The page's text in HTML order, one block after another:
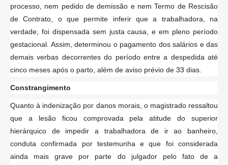
processo, nem pedido de demissão e nem Termo de Rescisão
de Contrato, o que permite inferir que a trabalhadora, na
verdade, foi dispensada sem justa causa, e em pleno período
gestacional. Assim, determinou o pagamento dos salários e das
demais verbas decorrentes do período entre a despedida até
cinco meses após o parto, além de aviso prévio de 33 dias.
Constrangimento
Quanto à indenização por danos morais, o magistrado ressaltou
que a lesão ficou comprovada pela atitude do superior
hierárquico de impedir a trabalhadora de ir ao banheiro,
conduta confirmada por testemunha e que foi considerada
ainda mais grave por parte do julgador pelo fato de a